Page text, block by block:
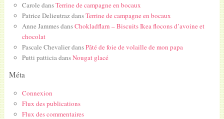
Carole dansTerrine de campagne en bocaux
Patrice DelieutrazdansTerrine de campagne en bocaux
Anne JammesdansChokladflarn – Biscuits Ikea flocons d’avoine et
chocolat
Pascale ChevalierdansPâté de foie de volaille de mon papa
Putti patticiadansNougat glacé
Méta
Connexion
Flux des publications
Flux des commentaires